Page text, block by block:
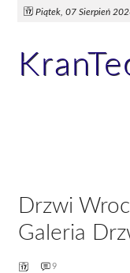
Piątek, 07 Sierpień
Drzwi
Galeria
9